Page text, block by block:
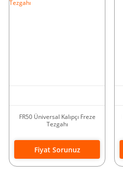
FR50 Üniversal Kalıpçı Freze
Tezgahı
Fiyat Sorunuz